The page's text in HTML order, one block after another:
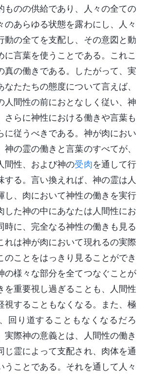
ものの供給であり、人々の全ての
のあらゆる状態を露わにし、人々
動の全てを支配し、その意図と動
に言葉を使うことである。これこ
真の働きである。したがって、実
たたちの態度について言えば、
人間性の前におとなしく従い、神
さらに神性における働きや言葉も
に従うべきである。神が肉におい
の霊の働きと言葉のすべてが、
間性、および神の受肉を通して行
する。言い換えれば、神の霊は人
し、肉において神性の働きを実行
した神の中にあなたは人間性にお
時に、完全なる神性の働きも見る
れは神が肉において現れるの実際
のことをはっきり見ることができ
の様々な部分を全てつなぐことが
を重要視し過ぎることも、人間性
視することもなくなる。また、極
回り道することもなくなるだろ
実際神の意義とは、人間性の働き
じ霊によって支配され、肉体を通
うことである。それを通して人々